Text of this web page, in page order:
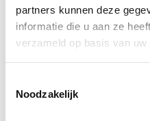
partners kunnen deze
informatie die u aan ze
verzameld op basis van
NoodzakelijkCookieverklaring